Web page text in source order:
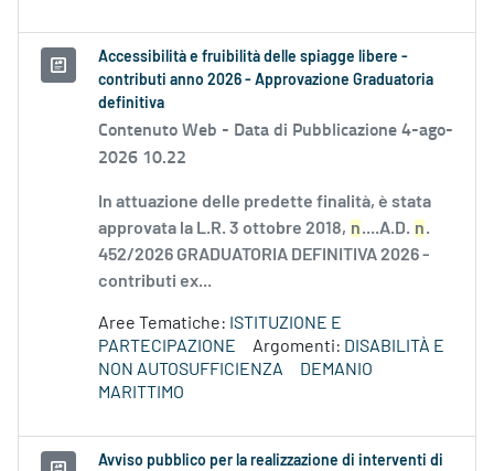
Accessibilità e fruibilità delle spiagge libere -
contributi anno 2026 - Approvazione Graduatoria
definitiva
Contenuto Web - Data di Pubblicazione 4-ago-
2026 10.22
In attuazione delle predette finalità, è stata
approvata la L.R. 3 ottobre 2018, n....A.D. n.
452/2026 GRADUATORIA DEFINITIVA 2026 -
contributi ex...
Aree Tematiche: ISTITUZIONE E
PARTECIPAZIONE
Argomenti: DISABILITÀ E
NON AUTOSUFFICIENZA
DEMANIO
MARITTIMO
Avviso pubblico per la realizzazione di interventi di